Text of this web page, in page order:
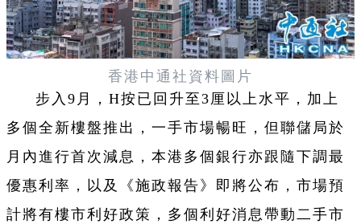
香港中通社資料圖片
步入9月，H按已回升至3厘以上水平，加上
多個全新樓盤推出，一手市場暢旺，但聯儲局於
月內進行首次減息，本港多個銀行亦跟隨下調最
優惠利率，以及《施政報告》即將公布，市場預
計將有樓市利好政策，多個利好消息帶動二手市